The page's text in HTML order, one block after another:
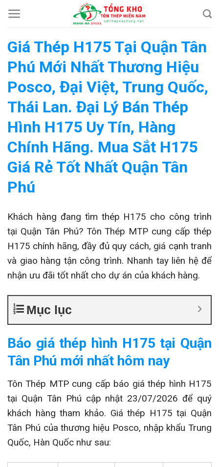
Chuyển
đến
dung
Giá Thép H175 Tại Quận Tân
Phú Mới Nhất Thương Hiệu
Posco, Đại Việt, Trung Quốc,
Thái Lan. Đại Lý Bán Thép
Hình H175 Uy Tín, Hàng
Chính Hãng. Mua Sắt H175
Giá Rẻ Tốt Nhất Quận Tân
Phú
Khách hàng đang tìm thép H175 cho công trình
tại Quận Tân Phú? Tôn Thép MTP cung cấp thép
H175 chính hãng, đầy đủ quy cách, giá cạnh tranh
và giao hàng tận công trình. Nhanh tay liên hệ để
nhận ưu đãi tốt nhất cho dự án của khách hàng.
Mục lục
Báo giá thép hình H175 tại Quận
Tân Phú mới nhất hôm nay
Tôn Thép MTP cung cấp báo giá thép hình H175
tại Quận Tân Phú cập nhật 23/07/2026 để quý
khách hàng tham khảo. Giá thép H175 tại Quận
Tân Phú của thương hiệu Posco, nhập khẩu Trung
Quốc, Hàn Quốc như sau: